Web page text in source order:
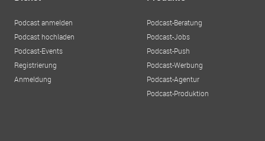
Podcast anmelden
Podcast hochladen
Podcast-Events
Registrierung
Anmeldung
Podcast-Beratung
Podcast-Jobs
Podcast-Push
Podcast-Werbung
Podcast-Agentur
Podcast-Produktion